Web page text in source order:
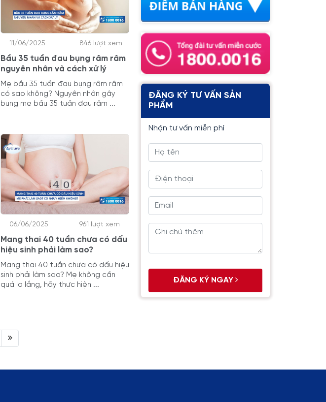
11/06/2025 846 lượt xem
Bầu 35 tuần đau bụng râm râm
nguyên nhân và cách xử lý
Mẹ bầu 35 tuần đau bụng râm râm
có sao không? Nguyên nhân gây
bụng mẹ bầu 35 tuần đau râm ...
06/06/2025 961 lượt xem
Mang thai 40 tuần chưa có dấu
hiệu sinh phải làm sao?
Mang thai 40 tuần chưa có dấu hiệu
sinh phải làm sao? Mẹ không cần
quá lo lắng, hãy thực hiện ...
ĐĂNG KÝ TƯ VẤN SẢN
PHẨM
Nhận tư vấn miễn phí
ĐĂNG KÝ NGAY